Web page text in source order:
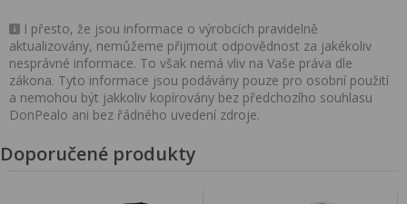
I přesto, že jsou informace o výrobcích pravidelně
aktualizovány, nemůžeme přijmout odpovědnost za jakékoliv
nesprávné informace. To však nemá vliv na Vaše práva dle
zákona. Tyto informace jsou podávány pouze pro osobní použití
a nemohou být jakkoliv kopírovány bez předchozího souhlasu
DonPealo ani bez řádného uvedení zdroje.
Doporučené produkty